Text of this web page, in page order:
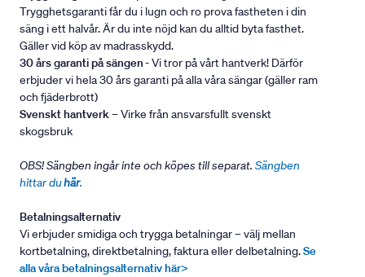
Trygghetsgaranti får du i lugn och ro prova fastheten i din
säng i ett halvår. Är du inte nöjd kan du alltid byta fasthet.
Gäller vid köp av madrasskydd.
30 års garanti på sängen- Vi tror på vårt hantverk! Därför
erbjuder vi hela 30 års garanti på alla våra sängar (gäller ram
och fjäderbrott)
Svenskt hantverk– Virke från ansvarsfullt svenskt
skogsbruk
OBS! Sängben ingår inte och köpes till separat. Sängben
hittar duhär.
Betalningsalternativ
Vi erbjuder smidiga och trygga betalningar – välj mellan
kortbetalning, direktbetalning, faktura eller delbetalning.Se
alla våra betalningsalternativ här>